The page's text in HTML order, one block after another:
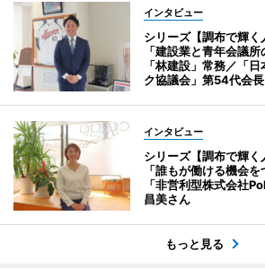
インタビュー
シリーズ【調布で輝
「建設業と青年会議
「林建設」常務／「
ク協議会」第54代会
インタビュー
シリーズ【調布で輝
「誰もが働ける機会を
「非営利型株式会社
昌美さん
もっと見る